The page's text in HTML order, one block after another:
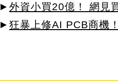
► 外資小買20億！ 網見
► 狂暴上修AI PCB商機